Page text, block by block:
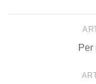
Per